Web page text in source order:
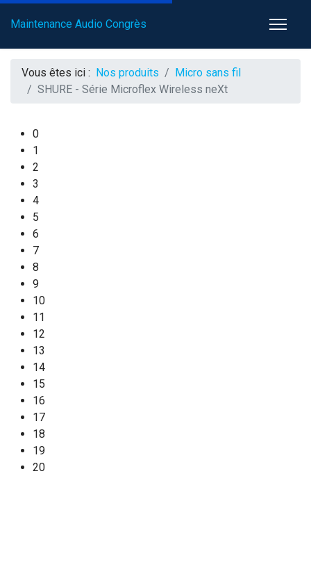
Maintenance Audio Congrès
Vous êtes ici : Nos produits
Micro sans fil
SHURE - Série Microflex Wireless neXt
0
1
2
3
4
5
6
7
8
9
10
11
12
13
14
15
16
17
18
19
20